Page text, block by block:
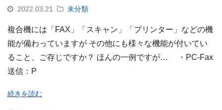
2022.03.21 未分類
複合機には「FAX」「スキャン」「プリンター」などの機
能が備わっていますが その他にも様々な機能が付いてい
ること、ご存じですか？ ほんの一例ですが… ・PC-Fax
送信：P
続きを読む